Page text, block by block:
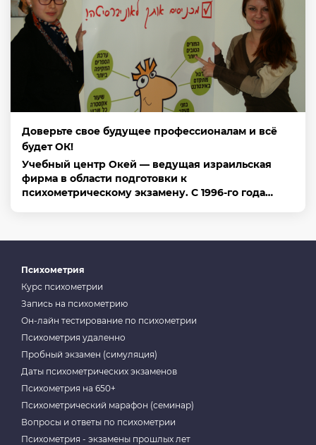
Доверьте свое будущее профессионалам и всё
будет ОК!
Учебный центр Окей — ведущая израильская
фирма в области подготовки к
психометрическому экзамену. С 1996-го года…
Психометрия
Курс психометрии
Запись на психометрию
Он-лайн тестирование по психометрии
Психометрия удаленно
Пробный экзамен (симуляция)
Даты психометрических экзаменов
Психометрия на 650+
Психометрический марафон (семинар)
Вопросы и ответы по психометрии
Психометрия - экзамены прошлых лет